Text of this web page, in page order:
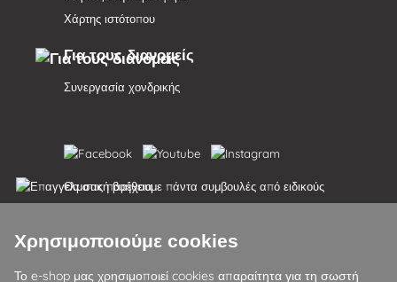
Χάρτης ιστότοπου
Για τους διανομείς
Συνεργασία χονδρικής
Θα σας παρέχουμε πάντα συμβουλές από ειδικούς
85% των εμπορευμάτων σε απόθεμα
Χρησιμοποιούμε cookies
Το e-shop μας χρησιμοποιεί cookies απαραίτητα για τη σωστή